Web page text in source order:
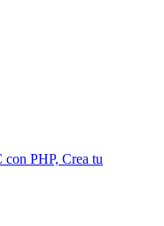
PHP, Crea tu